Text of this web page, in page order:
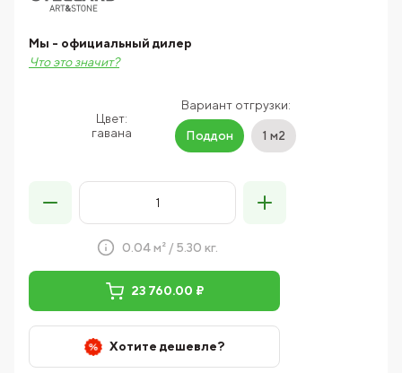
Цвет:
гавана
Вариант отгрузки:
Поддон 1 м2
Мы - официальный дилер
Что это значит?
0.04 м² / 5.30 кг.
23 760.00 ₽
Хотите дешевле?